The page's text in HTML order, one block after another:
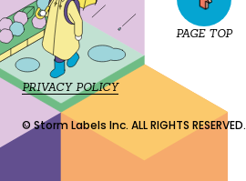
PRIVACY POLICY
© Storm Labels Inc. ALL RIGHTS RESERVED.
PAGE TOP